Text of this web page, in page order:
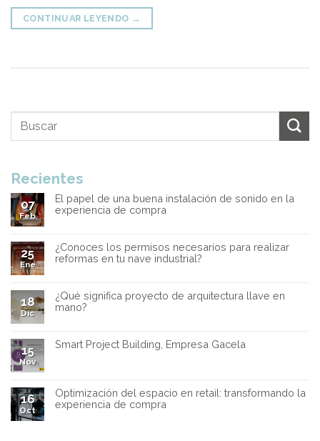
CONTINUAR LEYENDO →
Recientes
07
Feb
El papel de una buena instalación de sonido en la
experiencia de compra
25
Ene
¿Conoces los permisos necesarios para realizar
reformas en tu nave industrial?
18
Dic
¿Qué significa proyecto de arquitectura llave en
mano?
15
Nov
Smart Project Building, Empresa Gacela
16
Oct
Optimización del espacio en retail: transformando la
experiencia de compra